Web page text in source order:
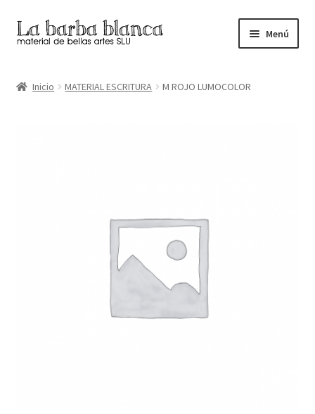
Ir
a
navegación
Ir
al
Menú
Inicio MATERIAL ESCRITURA M ROJO LUMOCOLOR